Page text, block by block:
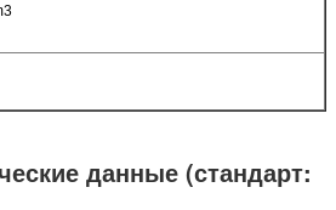
данные (стандарт: